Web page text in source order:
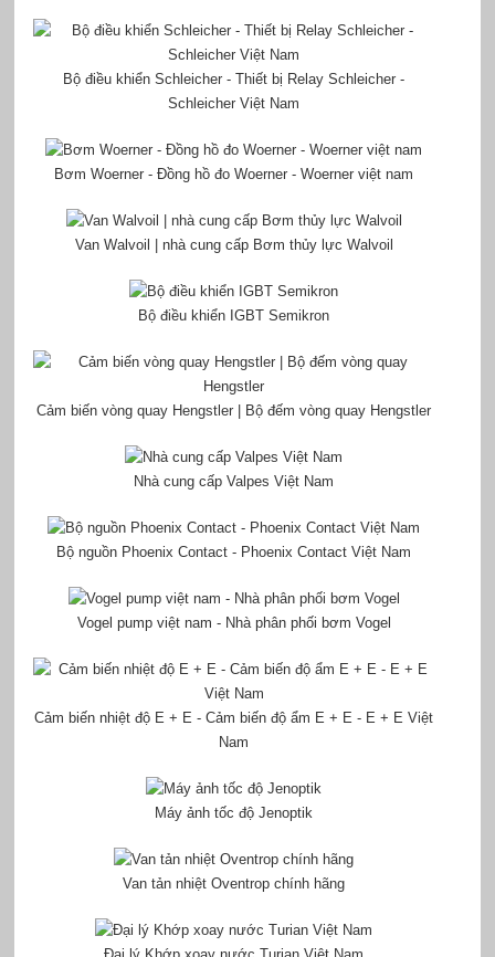
Bộ điều khiển Schleicher - Thiết bị Relay Schleicher -
Schleicher Việt Nam
Bơm Woerner - Đồng hồ đo Woerner - Woerner việt nam
Van Walvoil | nhà cung cấp Bơm thủy lực Walvoil
Bộ điều khiển IGBT Semikron
Cảm biến vòng quay Hengstler | Bộ đếm vòng quay Hengstler
Nhà cung cấp Valpes Việt Nam
Bộ nguồn Phoenix Contact - Phoenix Contact Việt Nam
Vogel pump việt nam - Nhà phân phối bơm Vogel
Cảm biến nhiệt độ E + E - Cảm biến độ ẩm E + E - E + E Việt
Nam
Máy ảnh tốc độ Jenoptik
Van tản nhiệt Oventrop chính hãng